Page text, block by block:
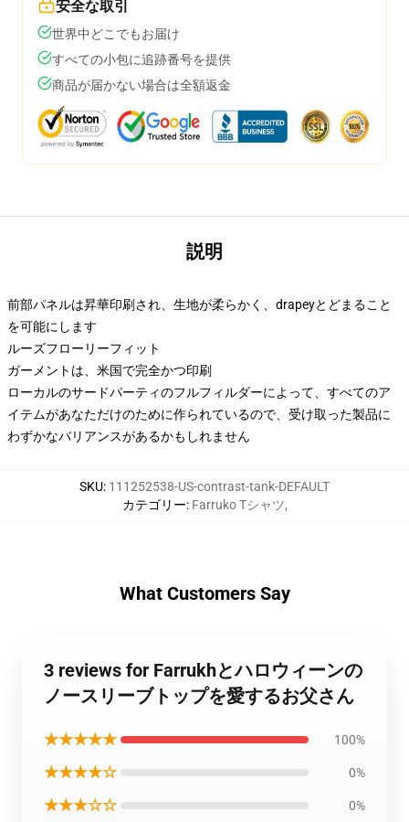
安全な取引
世界中どこでもお届け
すべての小包に追跡番号を提供
商品が届かない場合は全額返金
説明
前部パネルは昇華印刷され、生地が柔らかく、drapeyとどまること
を可能にします
ルーズフローリーフィット
ガーメントは、米国で完全かつ印刷
ローカルのサードパーティのフルフィルダーによって、すべてのア
イテムがあなただけのために作られているので、受け取った製品に
わずかなバリアンスがあるかもしれません
SKU: 111252538-US-contrast-tank-DEFAULT
カテゴリー: Farruko Tシャツ,
What Customers Say
3 reviews for Farrukhとハロウィーンの
ノースリーブトップを愛するお父さん
★★★★★ 100%
★★★★☆ 0%
★★★☆☆ 0%